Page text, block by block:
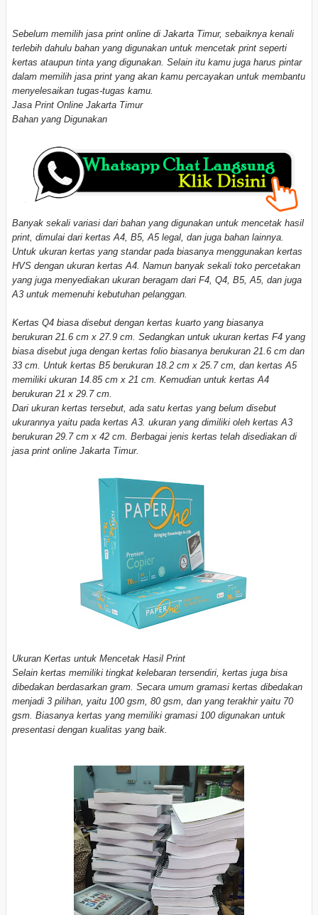
Sebelum memilih jasa print online di Jakarta Timur, sebaiknya kenali
terlebih dahulu bahan yang digunakan untuk mencetak print seperti
kertas ataupun tinta yang digunakan. Selain itu kamu juga harus pintar
dalam memilih jasa print yang akan kamu percayakan untuk membantu
menyelesaikan tugas-tugas kamu.
Jasa Print Online Jakarta Timur
Bahan yang Digunakan
Banyak sekali variasi dari bahan yang digunakan untuk mencetak hasil
print, dimulai dari kertas A4, B5, A5 legal, dan juga bahan lainnya.
Untuk ukuran kertas yang standar pada biasanya menggunakan kertas
HVS dengan ukuran kertas A4. Namun banyak sekali toko percetakan
yang juga menyediakan ukuran beragam dari F4, Q4, B5, A5, dan juga
A3 untuk memenuhi kebutuhan pelanggan.
Kertas Q4 biasa disebut dengan kertas kuarto yang biasanya
berukuran 21.6 cm x 27.9 cm. Sedangkan untuk ukuran kertas F4 yang
biasa disebut juga dengan kertas folio biasanya berukuran 21.6 cm dan
33 cm. Untuk kertas B5 berukuran 18.2 cm x 25.7 cm, dan kertas A5
memiliki ukuran 14.85 cm x 21 cm. Kemudian untuk kertas A4
berukuran 21 x 29.7 cm.
Dari ukuran kertas tersebut, ada satu kertas yang belum disebut
ukurannya yaitu pada kertas A3. ukuran yang dimiliki oleh kertas A3
berukuran 29.7 cm x 42 cm. Berbagai jenis kertas telah disediakan di
jasa print online Jakarta Timur.
Ukuran Kertas untuk Mencetak Hasil Print
Selain kertas memiliki tingkat kelebaran tersendiri, kertas juga bisa
dibedakan berdasarkan gram. Secara umum gramasi kertas dibedakan
menjadi 3 pilihan, yaitu 100 gsm, 80 gsm, dan yang terakhir yaitu 70
gsm. Biasanya kertas yang memiliki gramasi 100 digunakan untuk
presentasi dengan kualitas yang baik.